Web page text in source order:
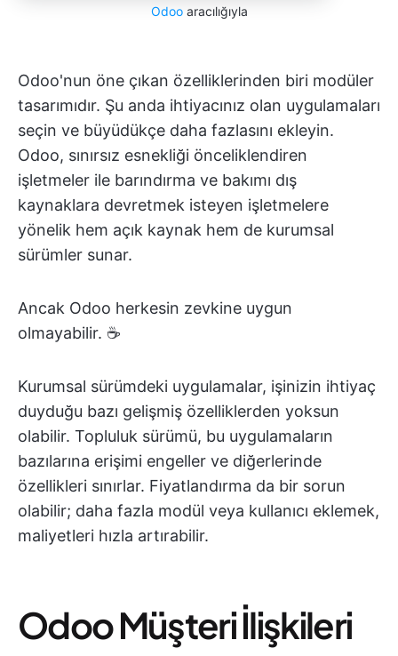
Odooaracılığıyla
Odoo'nun öne çıkan özelliklerinden biri modüler
tasarımıdır. Şu anda ihtiyacınız olan uygulamaları
seçin ve büyüdükçe daha fazlasını ekleyin.
Odoo, sınırsız esnekliği önceliklendiren
işletmeler ile barındırma ve bakımı dış
kaynaklara devretmek isteyen işletmelere
yönelik hem açık kaynak hem de kurumsal
sürümler sunar.
Ancak Odoo herkesin zevkine uygun
olmayabilir. ☕️
Kurumsal sürümdeki uygulamalar, işinizin ihtiyaç
duyduğu bazı gelişmiş özelliklerden yoksun
olabilir. Topluluk sürümü, bu uygulamaların
bazılarına erişimi engeller ve diğerlerinde
özellikleri sınırlar. Fiyatlandırma da bir sorun
olabilir; daha fazla modül veya kullanıcı eklemek,
maliyetleri hızla artırabilir.
Odoo Müşteri İlişkileri